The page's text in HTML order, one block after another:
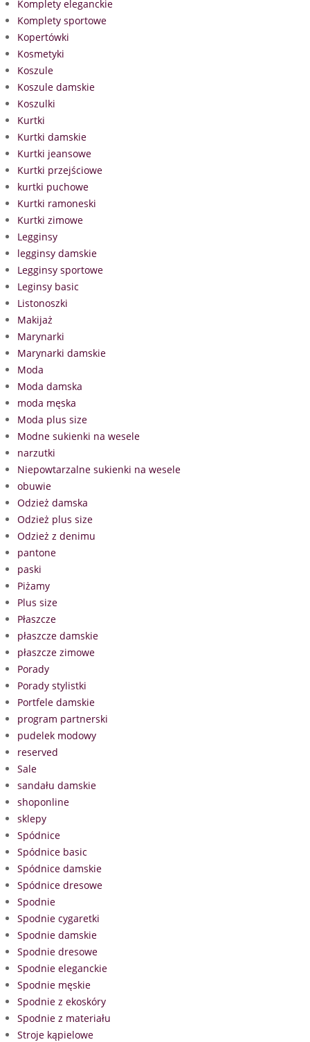
Komplety eleganckie
Komplety sportowe
Kopertówki
Kosmetyki
Koszule
Koszule damskie
Koszulki
Kurtki
Kurtki damskie
Kurtki jeansowe
Kurtki przejściowe
kurtki puchowe
Kurtki ramoneski
Kurtki zimowe
Legginsy
legginsy damskie
Legginsy sportowe
Leginsy basic
Listonoszki
Makijaż
Marynarki
Marynarki damskie
Moda
Moda damska
moda męska
Moda plus size
Modne sukienki na wesele
narzutki
Niepowtarzalne sukienki na wesele
obuwie
Odzież damska
Odzież plus size
Odzież z denimu
pantone
paski
Piżamy
Plus size
Płaszcze
płaszcze damskie
płaszcze zimowe
Porady
Porady stylistki
Portfele damskie
program partnerski
pudelek modowy
reserved
Sale
sandału damskie
shoponline
sklepy
Spódnice
Spódnice basic
Spódnice damskie
Spódnice dresowe
Spodnie
Spodnie cygaretki
Spodnie damskie
Spodnie dresowe
Spodnie eleganckie
Spodnie męskie
Spodnie z ekoskóry
Spodnie z materiału
Stroje kąpielowe